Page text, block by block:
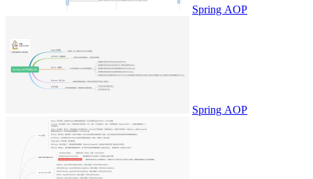
Spring AOP
Spring AOP